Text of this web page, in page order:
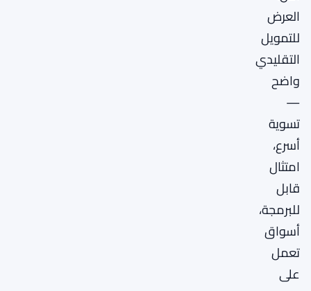
العرض
للتمويل
التقليدي
واضح
—
تسوية
أسرع،
امتثال
قابل
للبرمجة،
أسواق
تعمل
على